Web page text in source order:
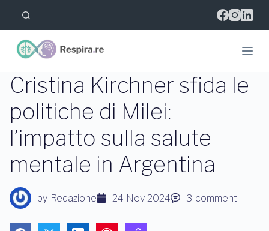
l
l
c
n
t
e
t
o
Cristina Kirchner sfida le
politiche di Milei:
l’impatto sulla salute
mentale in Argentina
by Redazione 24 Nov 2024 3 commenti